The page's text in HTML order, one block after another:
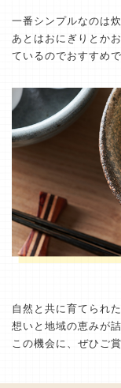
一番シンプルなのは
あとはおにぎりとか
ているのでおすすめで
自然と共に育てられ
想いと地域の恵みが
この機会に、ぜひご